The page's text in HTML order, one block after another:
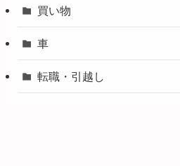
買い物
車
転職・引越し